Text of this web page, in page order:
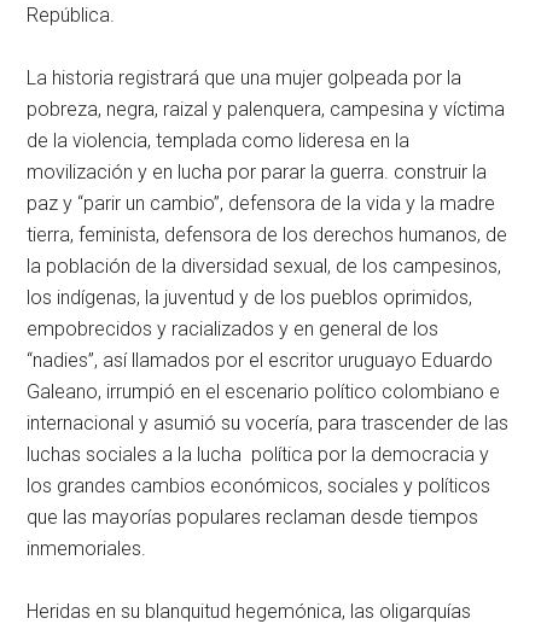
República.
La historia registrará que una mujer golpeada por la
pobreza, negra, raizal y palenquera, campesina y víctima
de la violencia, templada como lideresa en la
movilización y en lucha por parar la guerra. construir la
paz y “parir un cambio”, defensora de la vida y la madre
tierra, feminista, defensora de los derechos humanos, de
la población de la diversidad sexual, de los campesinos,
los indígenas, la juventud y de los pueblos oprimidos,
empobrecidos y racializados y en general de los
“nadies”, así llamados por el escritor uruguayo Eduardo
Galeano, irrumpió en el escenario político colombiano e
internacional y asumió su vocería, para trascender de las
luchas sociales a la lucha política por la democracia y
los grandes cambios económicos, sociales y políticos
que las mayorías populares reclaman desde tiempos
inmemoriales.
Heridas en su blanquitud hegemónica, las oligarquías